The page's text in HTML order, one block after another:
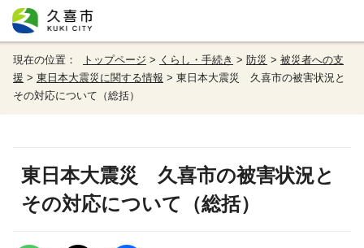
現在の位置： トップページ > くらし・手続き > 防災 > 被災者への支
援 > 東日本大震災に関する情報 > 東日本大震災 久喜市の被害状況と
その対応について（総括）
東日本大震災 久喜市の被害状況と
その対応について（総括）